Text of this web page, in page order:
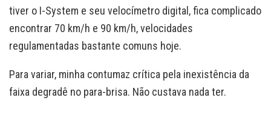
tiver o I-System e seu velocímetro digital, fica complicado
encontrar 70 km/h e 90 km/h, velocidades
regulamentadas bastante comuns hoje.
Para variar, minha contumaz crítica pela inexistência da
faixa degradê no para-brisa. Não custava nada ter.